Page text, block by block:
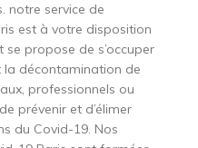
notre service de
est à votre disposition
propose de s’occuper
la décontamination de
professionnels ou
prévenir et d’élimer
du Covid-19. Nos